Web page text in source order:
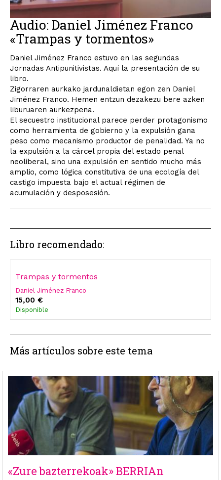
Audio: Daniel Jiménez Franco
«Trampas y tormentos»
Daniel Jiménez Franco estuvo en las segundas
Jornadas Antipunitivistas. Aquí la presentación de su
libro.
Zigorraren aurkako jardunaldietan egon zen Daniel
Jiménez Franco. Hemen entzun dezakezu bere azken
liburuaren aurkezpena.
El secuestro institucional parece perder protagonismo
como herramienta de gobierno y la expulsión gana
peso como mecanismo productor de penalidad. Ya no
la expulsión a la cárcel propia del estado penal
neoliberal, sino una expulsión en sentido mucho más
amplio, como lógica constitutiva de una ecología del
castigo impuesta bajo el actual régimen de
acumulación y desposesión.
Libro recomendado:
Trampas y tormentos
Daniel Jiménez Franco
15,00 €
Disponible
Más artículos sobre este tema
«Zure bazterrekoak» BERRIAn